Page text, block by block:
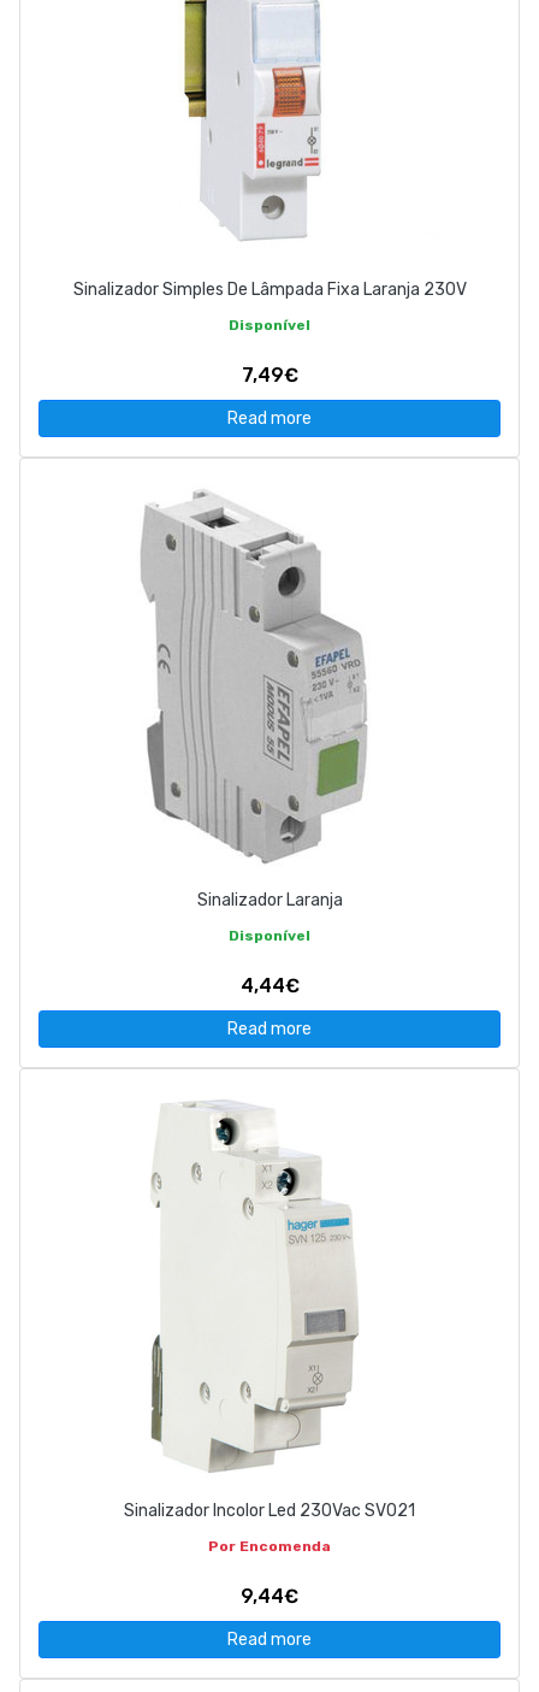
Sinalizador Simples De Lâmpada Fixa Laranja 230V
Disponível
7,49€
Read more
Sinalizador Laranja
Disponível
4,44€
Read more
Sinalizador Incolor Led 230Vac SV021
Por Encomenda
9,44€
Read more